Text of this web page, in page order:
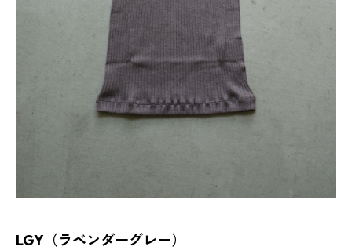
LGY（ラベンダーグレー）